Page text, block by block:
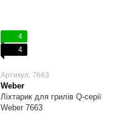
4
4
Артикул: 7663
Weber
Ліхтарик для грилів Q-серії
Weber 7663